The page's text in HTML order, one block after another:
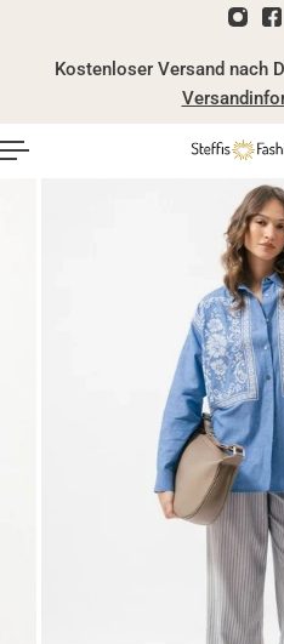
Kostenloser Versand nach